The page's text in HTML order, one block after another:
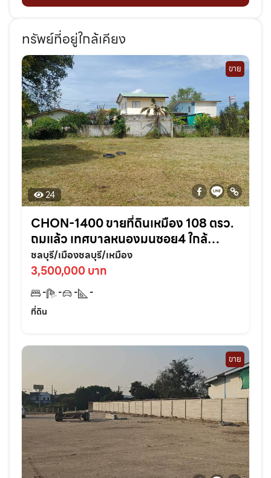
ทรัพย์ที่อยู่ใกล้เคียง
ขาย
24
CHON-1400 ขายที่ดินเหมือง 108 ตรว.
ถมแล้ว เทศบาลหนองมนซอย4 ใกล้
หาด2กม. อ.เมืองชลบุรี
ชลบุรี/เมืองชลบุรี/เหมือง
3,500,000 บาท
- - -
-
ที่ดิน
ขาย